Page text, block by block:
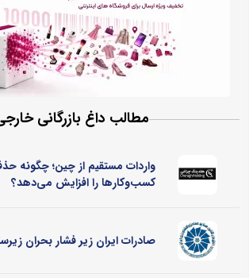
مطالب داغ بازرگانی
واردات مستقیم از چین؛ چگونه
کسب‌وکارها را افزایش می‌دهد؟
صادرات ایران زیر فشار بحران